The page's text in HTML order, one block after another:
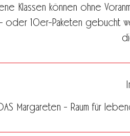
Klassen können ohne
oder 10er-Paketen gebucht
Margareten - Raum für